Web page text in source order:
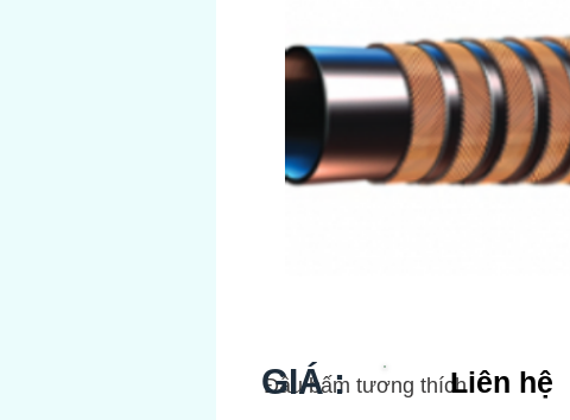
Đầu bấm tương thíchLiên hệ
GIÁ :